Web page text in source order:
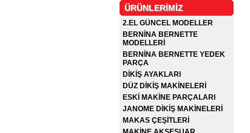
ÜRÜNLERİMİZ
2.EL GÜNCEL MODELLER
BERNİNA BERNETTE
MODELLERİ
BERNİNA BERNETTE YEDEK
PARÇA
DİKİŞ AYAKLARI
DÜZ DİKİŞ MAKİNELERİ
ESKİ MAKİNE PARÇALARI
JANOME DİKİŞ MAKİNELERİ
MAKAS ÇEŞİTLERİ